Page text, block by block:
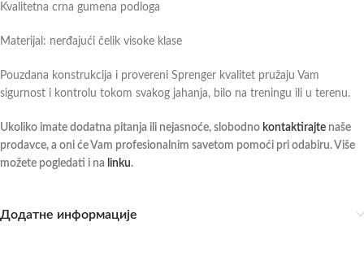
Kvalitetna crna gumena podloga
Materijal: nerđajući čelik visoke klase
Pouzdana konstrukcija i provereni Sprenger kvalitet pružaju Vam
sigurnost i kontrolu tokom svakog jahanja, bilo na treningu ili u terenu.
Ukoliko imate dodatna pitanja ili nejasnoće, slobodno kontaktirajte naše
prodavce, a oni će Vam profesionalnim savetom pomoći pri odabiru. Više
možete pogledati i na linku.
Додатне информације